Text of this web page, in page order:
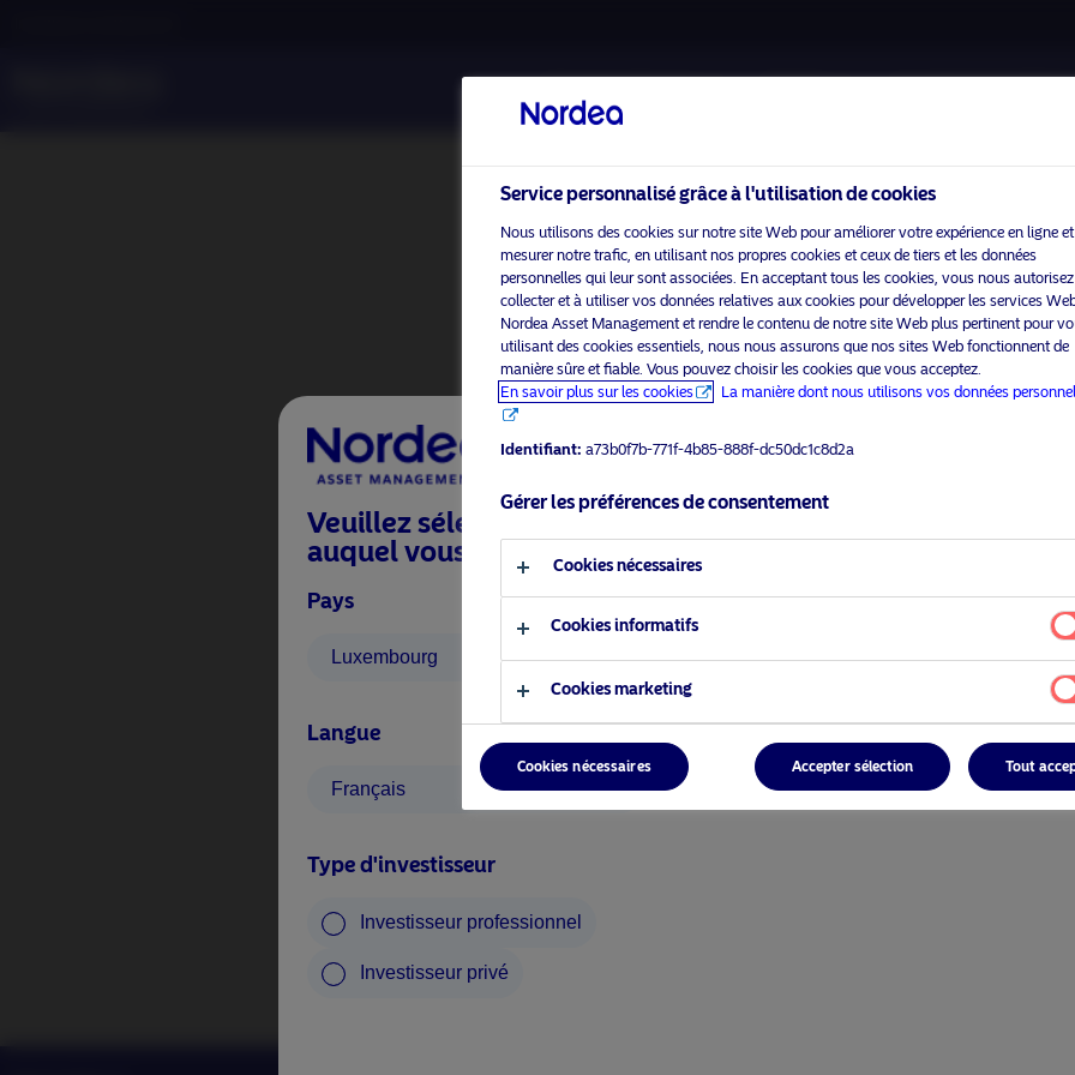
Veuillez sélectionner le type d’investisseur
auquel vous appartenez
Pays
Luxembourg
Langue
Français
Type d'investisseur
Investisseur professionnel
Investisseur privé
Service personnalisé grâce à l'utilisation de cookies
Nous utilisons des cookies sur notre site Web pour améliorer votre expérience en ligne et
mesurer notre trafic, en utilisant nos propres cookies et ceux de tiers et les données
personnelles qui leur sont associées. En acceptant tous les cookies, vous nous
collecter et à utiliser vos données relatives aux cookies pour développer les services
Nordea Asset Management et rendre le contenu de notre site Web plus pertinent pour
utilisant des cookies essentiels, nous nous assurons que nos sites Web fonctionnent de
manière sûre et fiable. Vous pouvez choisir les cookies que vous acceptez.
En savoir plus sur les cookies
La manière dont nous utilisons vos données
Identifiant: a73b0f7b-771f-4b85-888f-dc50dc1c8d2a
Gérer les préférences de consentement
Cookies nécessaires
Cookies informatifs
Cookies marketing
Cookies nécessaires Accepter sélection Tout